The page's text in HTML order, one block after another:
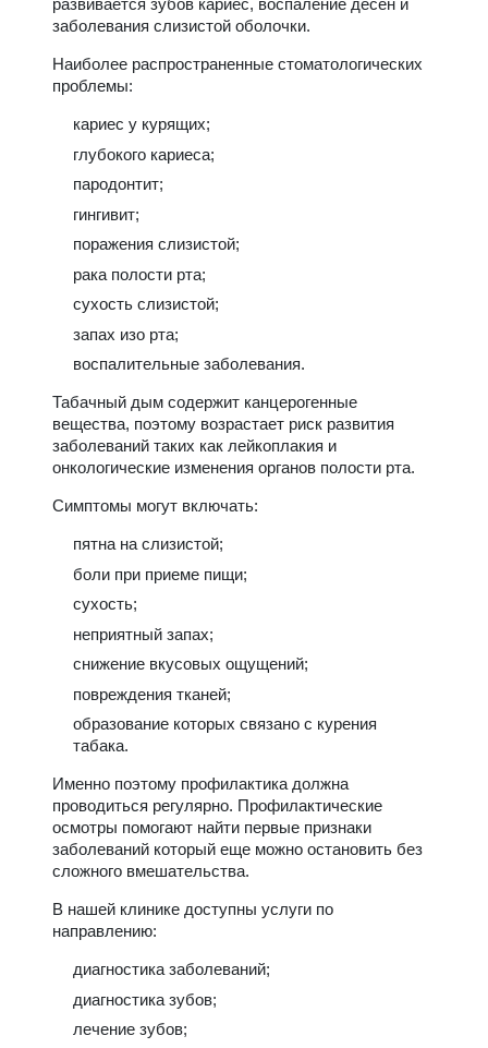
развивается зубов кариес, воспаление десен и
заболевания слизистой оболочки.
Наиболее распространенные стоматологических
проблемы:
кариес у курящих;
глубокого кариеса;
пародонтит;
гингивит;
поражения слизистой;
рака полости рта;
сухость слизистой;
запах изо рта;
воспалительные заболевания.
Табачный дым содержит канцерогенные
вещества, поэтому возрастает риск развития
заболеваний таких как лейкоплакия и
онкологические изменения органов полости рта.
Симптомы могут включать:
пятна на слизистой;
боли при приеме пищи;
сухость;
неприятный запах;
снижение вкусовых ощущений;
повреждения тканей;
образование которых связано с курения
табака.
Именно поэтому профилактика должна
проводиться регулярно. Профилактические
осмотры помогают найти первые признаки
заболеваний который еще можно остановить без
сложного вмешательства.
В нашей клинике доступны услуги по
направлению:
диагностика заболеваний;
диагностика зубов;
лечение зубов;